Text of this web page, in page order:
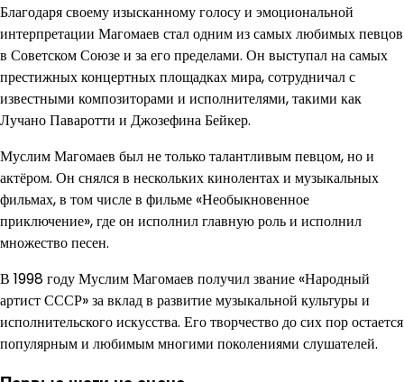
Благодаря своему изысканному голосу и эмоциональной
интерпретации Магомаев стал одним из самых любимых певцов
в Советском Союзе и за его пределами. Он выступал на самых
престижных концертных площадках мира, сотрудничал с
известными композиторами и исполнителями, такими как
Лучано Паваротти и Джозефина Бейкер.
Муслим Магомаев был не только талантливым певцом, но и
актёром. Он снялся в нескольких кинолентах и музыкальных
фильмах, в том числе в фильме «Необыкновенное
приключение», где он исполнил главную роль и исполнил
множество песен.
В 1998 году Муслим Магомаев получил звание «Народный
артист СССР» за вклад в развитие музыкальной культуры и
исполнительского искусства. Его творчество до сих пор остается
популярным и любимым многими поколениями слушателей.